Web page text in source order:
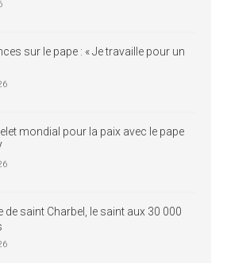
sur le pape : « Je travaille pour un
mondial pour la paix avec le pape
de saint Charbel, le saint aux 30 000